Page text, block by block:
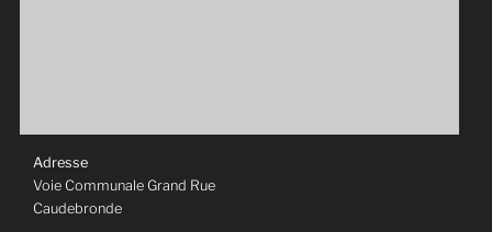
Adresse
Voie Communale Grand Rue
Caudebronde